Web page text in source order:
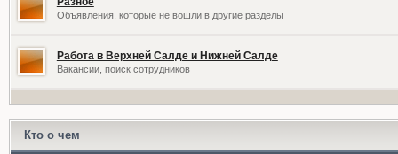
Объявления, которые не вошли в другие разделы
Работа в Верхней Салде и Нижней Салде
Вакансии, поиск сотрудников
Кто о чем